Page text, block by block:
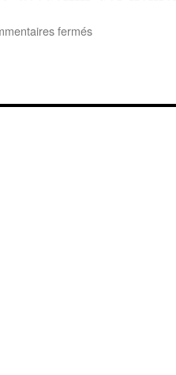
ferméssur
PC